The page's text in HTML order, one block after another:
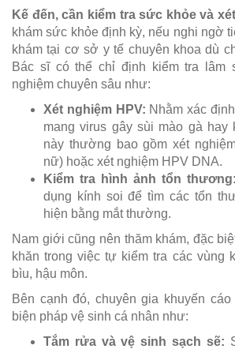
Kế đến, cần kiểm tra sức khỏe và
khám sức khỏe định kỳ, nếu nghi ngờ
khám tại cơ sở y tế chuyên khoa dù
Bác sĩ có thể chỉ định kiểm tra lâm
nghiệm chuyên sâu như:
Xét nghiệm HPV: Nhằm xác
mang virus gây sùi mào gà hay
này thường bao gồm xét
nữ) hoặc xét nghiệm HPV DNA.
Kiểm tra hình ảnh tổn thương:
dụng kính soi để tìm các tổn
hiện bằng mắt thường.
Nam giới cũng nên thăm khám, đặc
khăn trong việc tự kiểm tra các vùng
bìu, hậu môn.
Bên cạnh đó, chuyên gia khuyến
biện pháp vệ sinh cá nhân như:
Tắm rửa và vệ sinh sạch sẽ: